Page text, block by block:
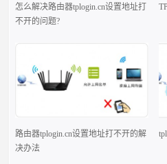
怎么解决路由器tplogin.cn设置地址打
不开的问题?
路由器tplogin.cn设置地址打不开的解
决办法